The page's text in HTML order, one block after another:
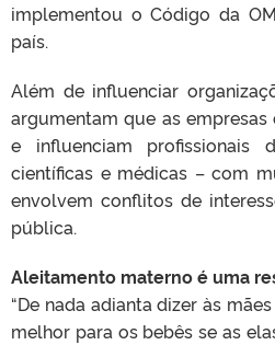
implementou o Código da
país.
Além de influenciar
argumentam que as
e influenciam profissionais
científicas e médicas – com
envolvem conflitos de
pública.
Aleitamento materno é uma
“De nada adianta dizer às
melhor para os bebês se as